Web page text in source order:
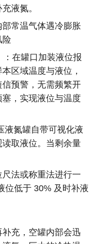
液氮。
常温气体遇冷膨胀
险
在罐口加装液位报
区域温度与液位，
预警，无需频繁开
，实现液位与温度
液氮罐自带可视化液
取液位。当剩余量
法或称重法进行一
位低于 30% 及时补液
充，空罐内部会迅